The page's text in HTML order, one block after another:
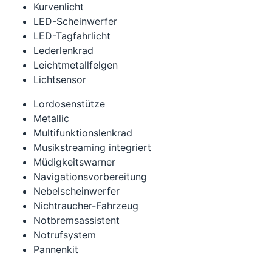
Kurvenlicht
LED-Scheinwerfer
LED-Tagfahrlicht
Lederlenkrad
Leichtmetallfelgen
Lichtsensor
Lordosenstütze
Metallic
Multifunktionslenkrad
Musikstreaming integriert
Müdigkeitswarner
Navigationsvorbereitung
Nebelscheinwerfer
Nichtraucher-Fahrzeug
Notbremsassistent
Notrufsystem
Pannenkit